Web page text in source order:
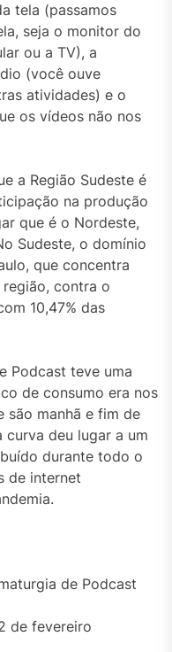
tela (passamos
seja o monitor do
ou a TV), a
(você ouve
atividades) e o
os vídeos não nos
a Região Sudeste é
na produção
que é o Nordeste,
Sudeste, o domínio
que concentra
contra o
10,47% das
Podcast teve uma
de consumo era nos
são manhã e fim de
curva deu lugar a um
durante todo o
de internet
de Podcast
de fevereiro